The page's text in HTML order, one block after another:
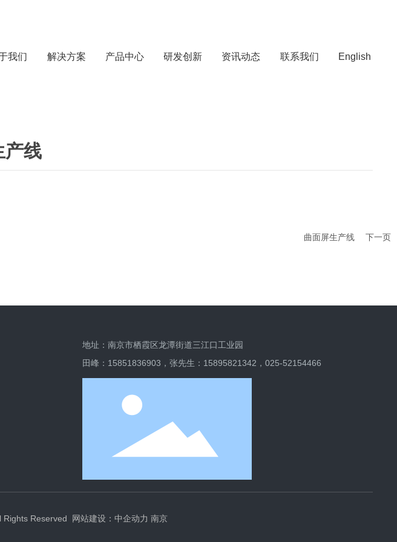
我们 解决方案 产品中心 研发创新 资讯动态 联系我们 English
产线
曲面屏生产线 下一页
地址：南京市栖霞区龙潭街道三江口工业园
田峰： 15851836903，张先生： 15895821342 ， 025-52154466
Rights Reserved 网站建设：中企动力 南京